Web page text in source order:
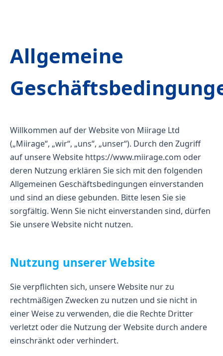
Allgemeine
Willkommen auf der Website von Miirage Ltd
(„Miirage“, „wir“, „uns“, „unser“). Durch den Zugriff
auf unsere Website https://www.miirage.com oder
deren Nutzung erklären Sie sich mit den folgenden
Allgemeinen Geschäftsbedingungen einverstanden
und sind an diese gebunden. Bitte lesen Sie sie
sorgfältig. Wenn Sie nicht einverstanden sind, dürfen
Sie unsere Website nicht nutzen.
Nutzung unserer Website
Sie verpflichten sich, unsere Website nur zu
rechtmäßigen Zwecken zu nutzen und sie nicht in
einer Weise zu verwenden, die die Rechte Dritter
verletzt oder die Nutzung der Website durch andere
einschränkt oder verhindert.